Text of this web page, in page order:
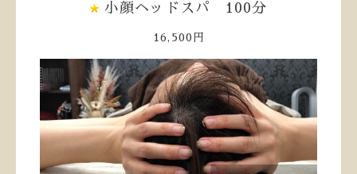
小顔ヘッドスパ 100分
16,500円